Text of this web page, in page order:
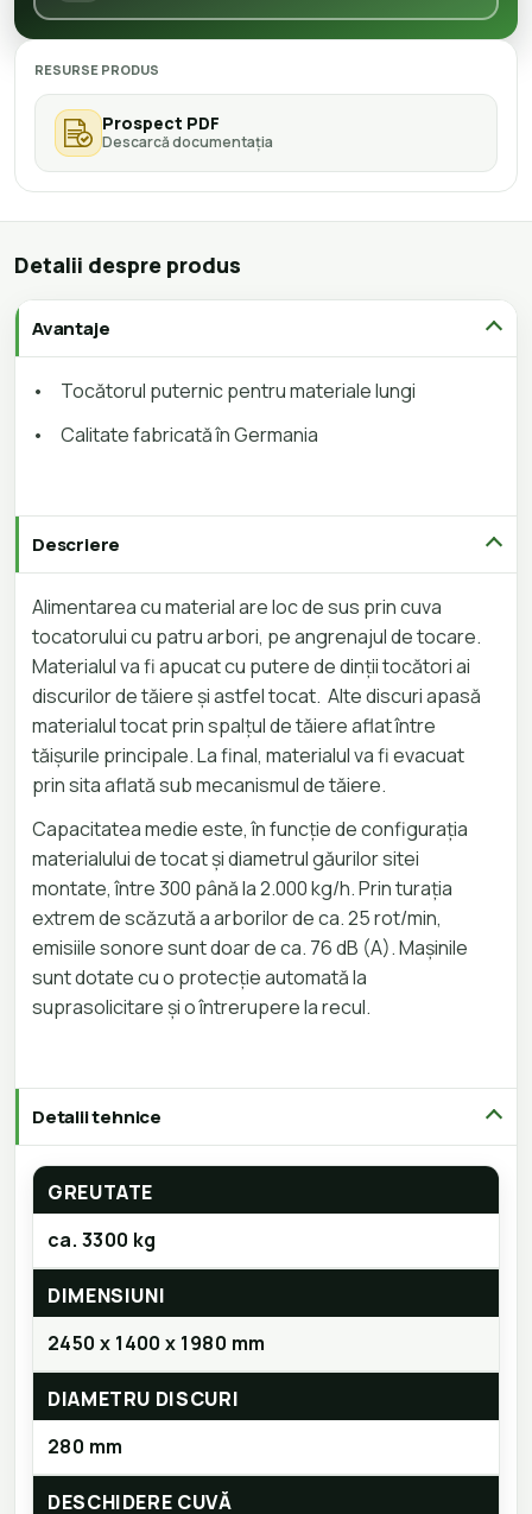
RESURSE PRODUS
Prospect PDF
Descarcă documentația
Detalii despre produs
Avantaje
•
Tocătorul puternic pentru materiale lungi
•
Calitate fabricată în Germania
Descriere
Alimentarea cu material are loc de sus prin cuva
tocatorului cu patru arbori, pe angrenajul de tocare.
Materialul va fi apucat cu putere de dinții tocători ai
discurilor de tăiere și astfel tocat. Alte discuri apasă
materialul tocat prin spalțul de tăiere aflat între
tăișurile principale. La final, materialul va fi evacuat
prin sita aflată sub mecanismul de tăiere.
Capacitatea medie este, în funcție de configurația
materialului de tocat și diametrul găurilor sitei
montate, între 300 până la 2.000 kg/h. Prin turația
extrem de scăzută a arborilor de ca. 25 rot/min,
emisiile sonore sunt doar de ca. 76 dB (A). Mașinile
sunt dotate cu o protecție automată la
suprasolicitare și o întrerupere la recul.
Detalii tehnice
GREUTATE
ca. 3300 kg
DIMENSIUNI
2450 x 1400 x 1980 mm
DIAMETRU DISCURI
280 mm
DESCHIDERE CUVĂ